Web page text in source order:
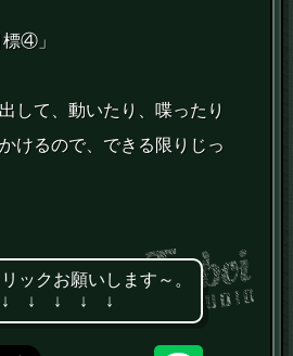
標④」
して、動いたり、喋ったり
けるので、できる限りじっ
ックお願いします～。
↓ ↓ ↓ ↓